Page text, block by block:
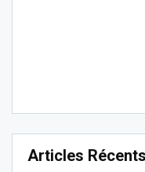
Articles Récents